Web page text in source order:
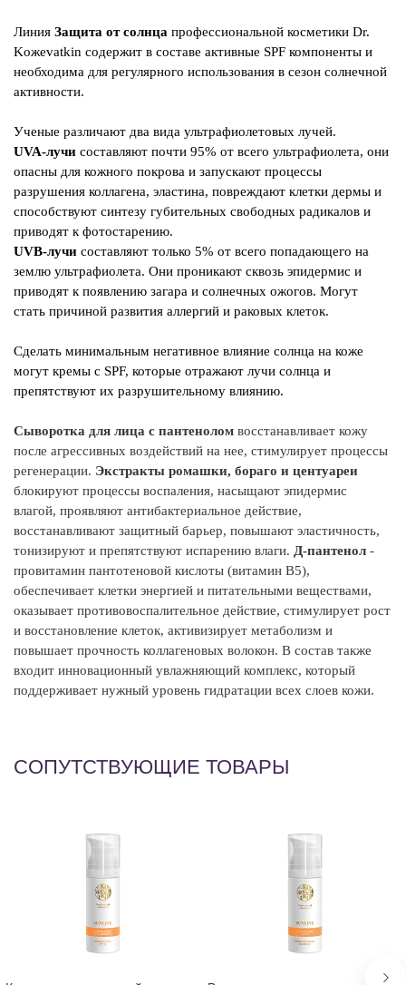
Линия Защита от солнца профессиональной косметики Dr.
Koжevatkin содержит в составе активные SPF компоненты и
необходима для регулярного использования в сезон солнечной
активности.
Ученые различают два вида ультрафиолетовых лучей.
UVA-лучи составляют почти 95% от всего ультрафиолета, они
опасны для кожного покрова и запускают процессы
разрушения коллагена, эластина, повреждают клетки дермы и
способствуют синтезу губительных свободных радикалов и
приводят к фотостарению.
UVB-лучи составляют только 5% от всего попадающего на
землю ультрафиолета. Они проникают сквозь эпидермис и
приводят к появлению загара и солнечных ожогов. Могут
стать причиной развития аллергий и раковых клеток.
Сделать минимальным негативное влияние солнца на коже
могут кремы с SPF, которые отражают лучи солнца и
препятствуют их разрушительному влиянию.
Сыворотка для лица с пантенолом восстанавливает кожу
после агрессивных воздействий на нее, стимулирует процессы
регенерации. Экстракты ромашки, бораго и центуареи
блокируют процессы воспаления, насыщают эпидермис
влагой, проявляют антибактериальное действие,
восстанавливают защитный барьер, повышают эластичность,
тонизируют и препятствуют испарению влаги. Д-пантенол -
провитамин пантотеновой кислоты (витамин В5),
обеспечивает клетки энергией и питательными веществами,
оказывает противовоспалительное действие, стимулирует рост
и восстановление клеток, активизирует метаболизм и
повышает прочность коллагеновых волокон. В состав также
входит инновационный увлажняющий комплекс, который
поддерживает нужный уровень гидратации всех слоев кожи.
СОПУТСТВУЮЩИЕ ТОВАРЫ